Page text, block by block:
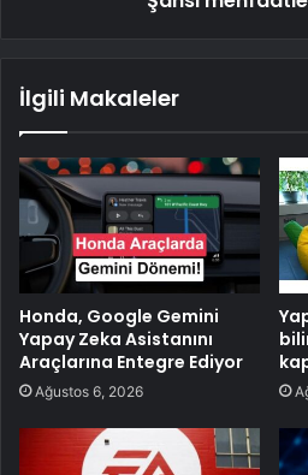
İlgili Makaleler
Honda, Google Gemini
Yapay Zeka Asistanını
Araçlarına Entegre Ediyor
Ağustos 6, 2026